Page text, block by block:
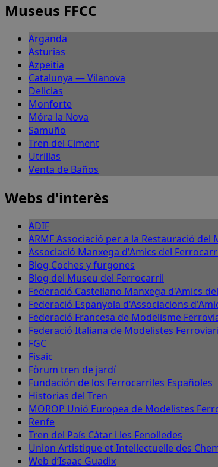
Museus FFCC
Arganda
Asturias
Azpeitia
Catalunya — Vilanova
Delicias
Monforte
Móra la Nova
Samuño
Tren del Ciment
Utrillas
Venta de Baños
Webs d'interès
ADIF
ARMF Associació per a la Restauració del
Associació Manxega d'Amics del
Blog Coches y furgones
Blog del Museu del Ferrocarril
Federació Castellano Manxega d'Amics
Federació Espanyola d'Associacions
Federació Francesa de Modelisme
Federació Italiana de Modelistes
FGC
Fisaic
Fòrum tren de jardí
Fundación de los Ferrocarriles Españoles
Historias del Tren
MOROP Unió Europea de Modelistes
Renfe
Tren del País Càtar i les Fenolledes
Union Artistique et Intellectuelle des
Web d’Isaac Guadix